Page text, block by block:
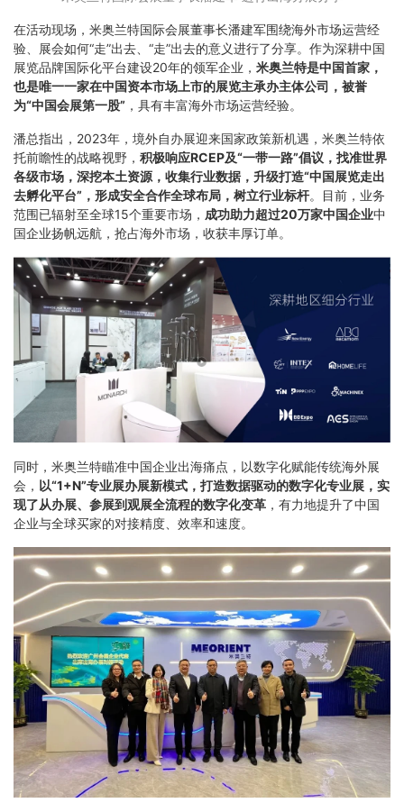
在活动现场，米奥兰特国际会展董事长潘建军围绕海外市场运营经
验、展会如何“走”出去、“走”出去的意义进行了分享。作为深耕中国
展览品牌国际化平台建设20年的领军企业， 米奥兰特是中国首家，
也是唯一一家在中国资本市场上市的展览主承办主体公司，被誉
为“中国会展第一股” ，具有丰富海外市场运营经验。
潘总指出，2023年，境外自办展迎来国家政策新机遇，米奥兰特依
托前瞻性的战略视野， 积极响应RCEP及“一带一路”倡议，找准世界
各级市场，深挖本土资源，收集行业数据，升级打造“中国展览走出
去孵化平台”，形成安全合作全球布局，树立行业标杆。目前，业务
范围已辐射至全球15个重要市场， 成功助力超过20万家中国企业中
国企业扬帆远航，抢占海外市场，收获丰厚订单。
同时，米奥兰特瞄准中国企业出海痛点，以数字化赋能传统海外展
会， 以“1+N”专业展办展新模式，打造数据驱动的数字化专业展 ，实
现了从办展、参展到观展全流程的数字化变革 ，有力地提升了中国
企业与全球买家的对接精度、效率和速度。